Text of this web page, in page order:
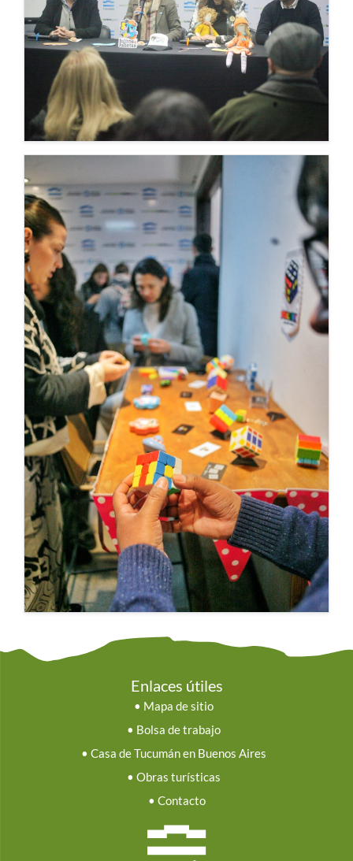
Enlaces útiles
• Mapa de sitio
• Bolsa de trabajo
• Casa de Tucumán en Buenos Aires
• Obras turísticas
• Contacto